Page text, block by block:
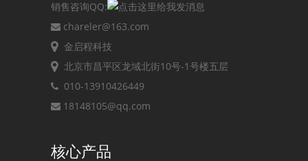
销售咨询QQ:
chareler@163.com
金启程科技
北京市昌平区龙域北街10号-1号楼五层
010-13910426449
18148105@qq.com
核心产品